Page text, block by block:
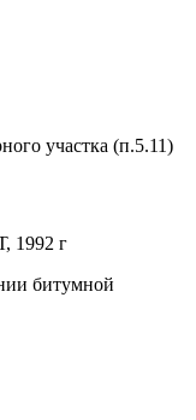
участка (п.5.11)
1992 г
битумной